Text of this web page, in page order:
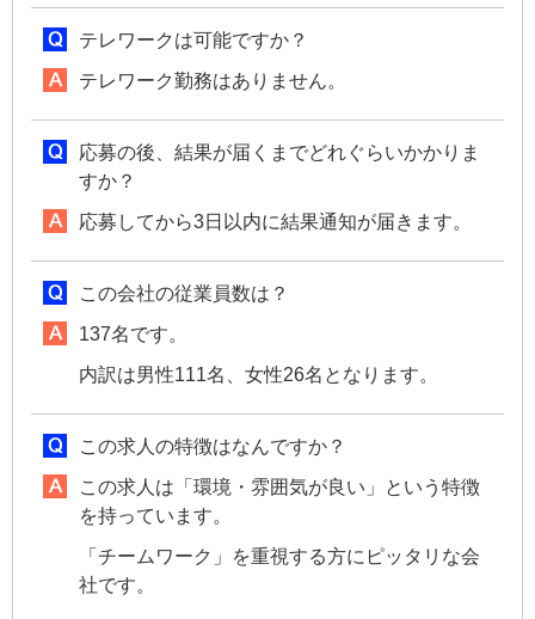
テレワークは可能ですか？
テレワーク勤務はありません。
応募の後、結果が届くまでどれぐらいかかりま
すか？
応募してから3日以内に結果通知が届きます。
この会社の従業員数は？
137名です。
内訳は男性111名、女性26名となります。
この求人の特徴はなんですか？
この求人は「環境・雰囲気が良い」という特徴
を持っています。
「チームワーク」を重視する方にピッタリな会
社です。